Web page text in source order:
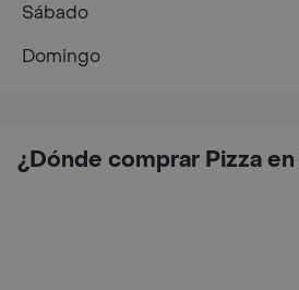
¿Dónde comprar Pizza
Sábado
Domingo